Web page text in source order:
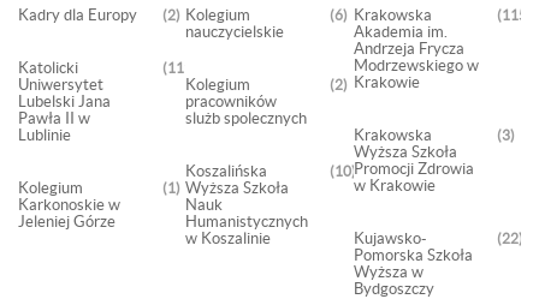
Kadry dla Europy 2
Katolicki
Uniwersytet
Lubelski Jana
Pawła II w
Lublinie
1191
Kolegium
Karkonoskie w
Jeleniej Górze
1
Kolegium
nauczycielskie
6
Kolegium
pracowników
slużb spolecznych
2
Koszalińska
Wyższa Szkoła
Nauk
Humanistycznych
w Koszalinie
10
Krakowska
Akademia im.
Andrzeja Frycza
Modrzewskiego w
Krakowie
115
Krakowska
Wyższa Szkoła
Promocji Zdrowia
w Krakowie
3
Kujawsko-
Pomorska Szkoła
Wyższa w
Bydgoszczy
22